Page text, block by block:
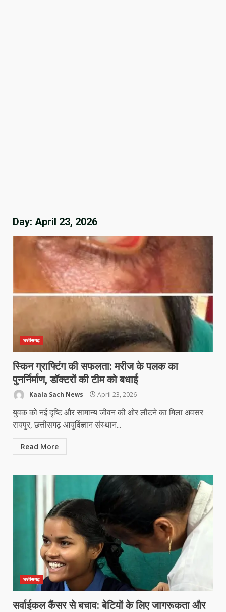
Day: April 23, 2026
छत्तीसगढ़
स्किन ग्राफ्टिंग की सफलता: मरीज के पलक का
पुनर्निर्माण, डॉक्टरों की टीम को बधाई
Kaala Sach News April 23, 2026
युवक को नई दृष्टि और सामान्य जीवन की ओर लौटने का मिला अवसर
रायपुर, छत्तीसगढ़ आयुर्विज्ञान संस्थान...
Read More
छत्तीसगढ़
सर्वाईकल कैंसर से बचाव: बेटियों के लिए जागरूकता और